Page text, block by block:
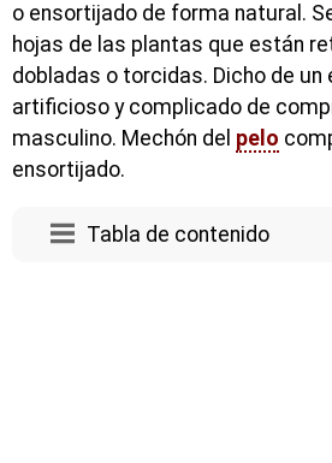
o ensortijado de forma natural.
hojas de las plantas que están
dobladas o torcidas. Dicho de
artificioso y complicado de
masculino. Mechón del pelo
ensortijado.
Tabla de contenido